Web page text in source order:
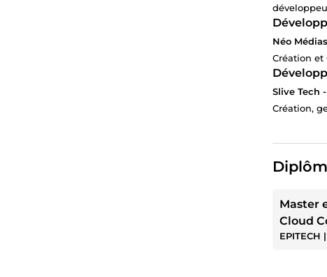
Néo
Création
Slive Tech -
Création,
Master
Cloud